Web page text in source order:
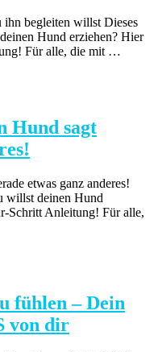
ihn begleiten willst Dieses
Hund erziehen? Hier
Für alle, die mit …
Hund sagt
etwas ganz anderes!
willst deinen Hund
Schritt Anleitung! Für alle,
fühlen – Dein
von dir